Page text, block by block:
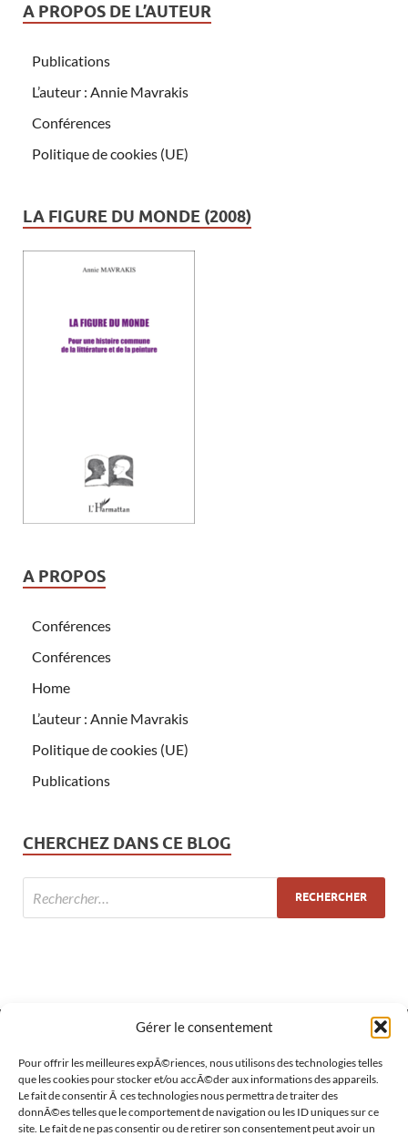
Gérer le consentement
Pour offrir les meilleures expÃ©riences, nous utilisons des technologies telles
que les cookies pour stocker et/ou accÃ©der aux informations des appareils.
Le fait de consentir Ã ces technologies nous permettra de traiter des
donnÃ©es telles que le comportement de navigation ou les ID uniques sur ce
site. Le fait de ne pas consentir ou de retirer son consentement peut avoir un
A PROPOS DE L’AUTEUR
Publications
L’auteur : Annie Mavrakis
Conférences
Politique de cookies (UE)
LA FIGURE DU MONDE (2008)
A PROPOS
Conférences
Conférences
Home
L’auteur : Annie Mavrakis
Politique de cookies (UE)
Publications
CHERCHEZ DANS CE BLOG
MÉTA
Connexion